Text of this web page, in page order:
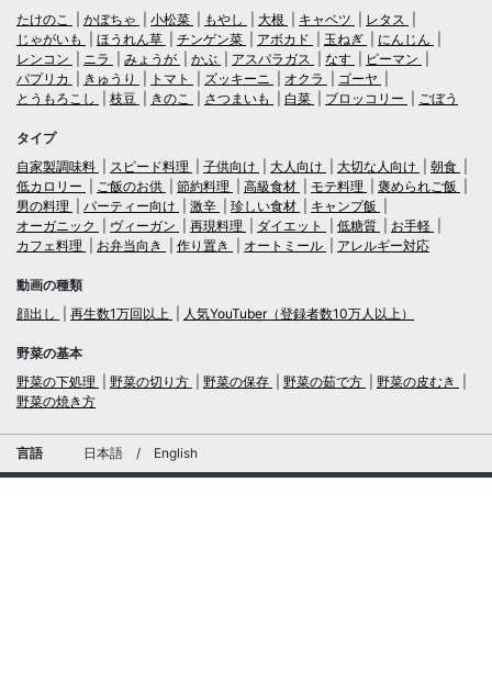
たけのこ
かぼちゃ 小松菜 もやし 大根 キャベツ
レタス
じゃがいも
ほうれん草 チンゲン菜 アボカド 玉ねぎ
にんじん
レンコン
ニラ みょうが かぶ アスパラガス なす
ピーマン
パプリカ
きゅうり トマト ズッキーニ オクラ
ゴーヤ
とうもろこし
枝豆 きのこ さつまいも 白菜 ブロッコリー ごぼう
タイプ
自家製調味料
スピード料理 子供向け 大人向け 大切な人向け
朝食
低カロリー
ご飯のお供 節約料理 高級食材 モテ料理
褒められご飯
男の料理
パーティー向け 激辛 珍しい食材
キャンプ飯
オーガニック
ヴィーガン 再現料理 ダイエット 低糖質
お手軽
カフェ料理
お弁当向き 作り置き オートミール アレルギー対応
動画の種類
顔出し
再生数1万回以上 人気YouTuber（登録者数10万人以上）
野菜の基本
野菜の下処理
野菜の切り方 野菜の保存 野菜の茹で方
野菜の皮むき
野菜の焼き方
言語 日本語 / English